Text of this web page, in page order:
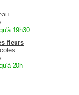
19h30
fleurs
20h